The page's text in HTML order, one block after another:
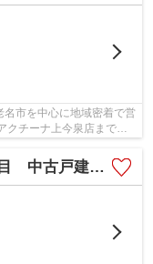
名市を中心に地域密着で営
クチーナ上今泉店まで
額キャンペーン対象物件】